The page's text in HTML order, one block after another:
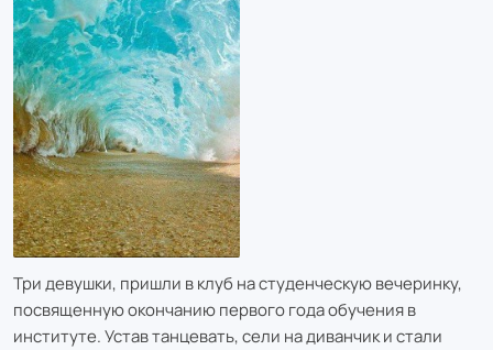
Три девушки, пришли в клуб на студенческую вечеринку,
посвященную окончанию первого года обучения в
институте. Устав танцевать, сели на диванчик и стали